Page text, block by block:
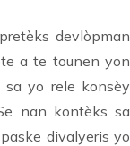
devlòpman
a te tounen yon
yo rele konsèy
nan kontèks sa
divalyeris yo